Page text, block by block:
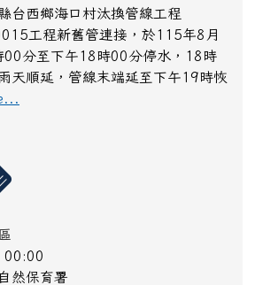
台西鄉海口村汰換管線工程
工程新舊管連接，於115年8月
00分至下午18時00分停水，18時
天順延，管線末端延至下午19時恢
然保育署